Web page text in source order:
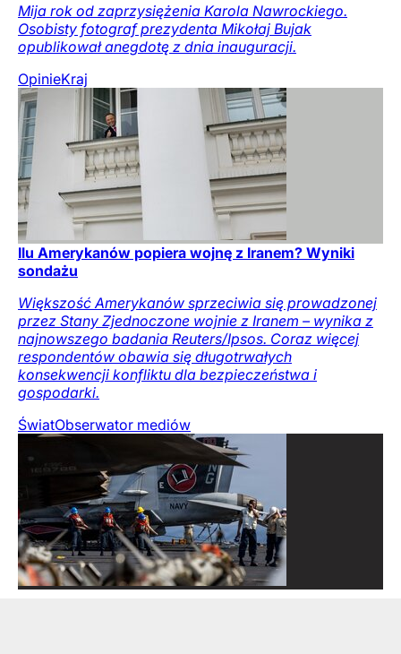
Mija rok od zaprzysiężenia Karola Nawrockiego.
Osobisty fotograf prezydenta Mikołaj Bujak
opublikował anegdotę z dnia inauguracji.
OpinieKraj
Ilu Amerykanów popiera wojnę z Iranem? Wyniki
sondażu
Większość Amerykanów sprzeciwia się prowadzonej
przez Stany Zjednoczone wojnie z Iranem – wynika z
najnowszego badania Reuters/Ipsos. Coraz więcej
respondentów obawia się długotrwałych
konsekwencji konfliktu dla bezpieczeństwa i
gospodarki.
ŚwiatObserwator mediów